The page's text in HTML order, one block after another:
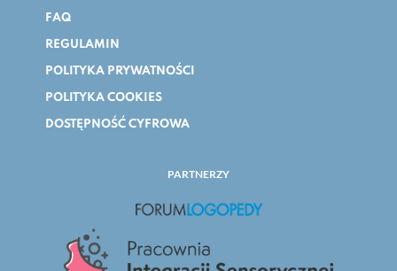
FAQ
REGULAMIN
POLITYKA PRYWATNOŚCI
POLITYKA COOKIES
DOSTĘPNOŚĆ CYFROWA
PARTNERZY